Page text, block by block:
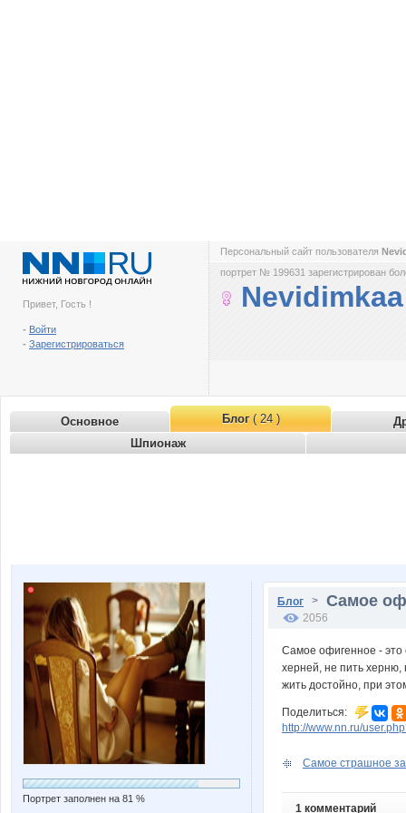
Привет, Гость !
- Войти
- Зарегистрироваться
Персональный сайт пользователя
портрет № 199631 зарегистрирован
Nevidimkaa
Основное Блог( 24 )
Шпионаж
Портрет заполнен на 81 %
Блог > Самое
2056
Самое офигенное - это
херней, не пить херню,
жить достойно, при
Поделиться:
http://www.nn.ru/
Самое страшное
1 комментарий